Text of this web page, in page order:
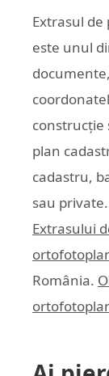
Extrasul
este unul
construcție
plan
cadastru,
sau
Extrasului
România.